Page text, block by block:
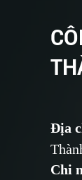
Địa
Chi